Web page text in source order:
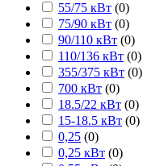
55/75 кВт (0)
75/90 кВт (0)
90/110 кВт (0)
110/136 кВт (0)
355/375 кВт (0)
700 кВт (0)
18.5/22 кВт (0)
15-18.5 кВт (0)
0,25 (0)
0,25 кВт (0)